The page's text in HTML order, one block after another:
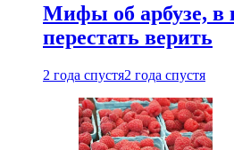
Мифы об арбузе, в
перестать верить
2 года спустя2 года спустя